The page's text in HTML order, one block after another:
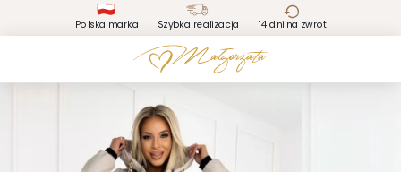
Polska marka Szybka realizacja 14 dni na zwrot